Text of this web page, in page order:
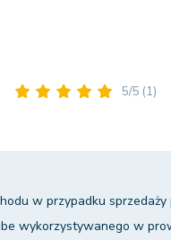
5/5 (1)
w przypadku
wykorzystywanego w